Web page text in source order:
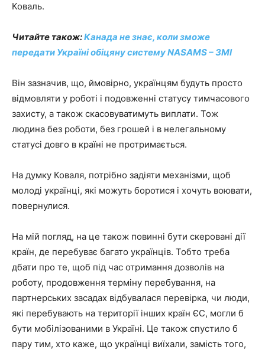
Коваль.
Читайте також:Канада не знає, коли зможе
передати Україні обіцяну систему NASAMS – ЗМІ
Він зазначив, що, ймовірно, українцям будуть просто
відмовляти у роботі і подовженні статусу тимчасового
захисту, а також скасовуватимуть виплати. Тож
людина без роботи, без грошей і в нелегальному
статусі довго в країні не протримається.
На думку Коваля, потрібно задіяти механізми, щоб
молоді українці, які можуть боротися і хочуть воювати,
повернулися.
На мій погляд, на це також повинні бути скеровані дії
країн, де перебуває багато українців. Тобто треба
дбати про те, щоб під час отримання дозволів на
роботу, продовження терміну перебування, на
партнерських засадах відбувалася перевірка, чи люди,
які перебувають на території інших країн ЄС, могли б
бути мобілізованими в Україні. Це також спустило б
пару тим, хто каже, що українці виїхали, замість того,